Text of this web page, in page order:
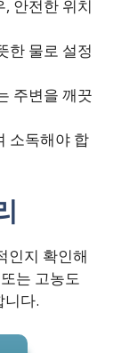
안전한 위치
한 물로 설정
주변을 깨끗
소독해야 합
인지 확인해
는 고농도
니다.